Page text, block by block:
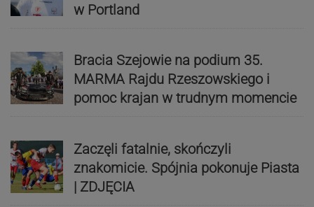
w Portland
Bracia Szejowie na podium 35.
MARMA Rajdu Rzeszowskiego i
pomoc krajan w trudnym momencie
Zaczęli fatalnie, skończyli
znakomicie. Spójnia pokonuje Piasta
| ZDJĘCIA